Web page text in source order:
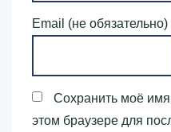
Email (не обязательно)
Сохранить моё
этом браузере для